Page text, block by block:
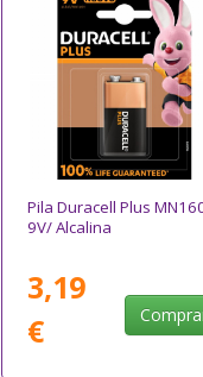
Pila Duracell Plus
9V/ Alcalina
3,19
€